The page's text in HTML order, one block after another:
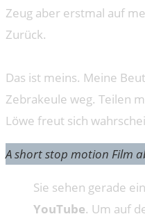
Zeug aber erstmal auf
Zurück.
Das ist meins. Meine
Zebrakeule weg. Teilen
Löwe freut sich
A short stop motion Film
Sie sehen gerade
YouTube. Um auf